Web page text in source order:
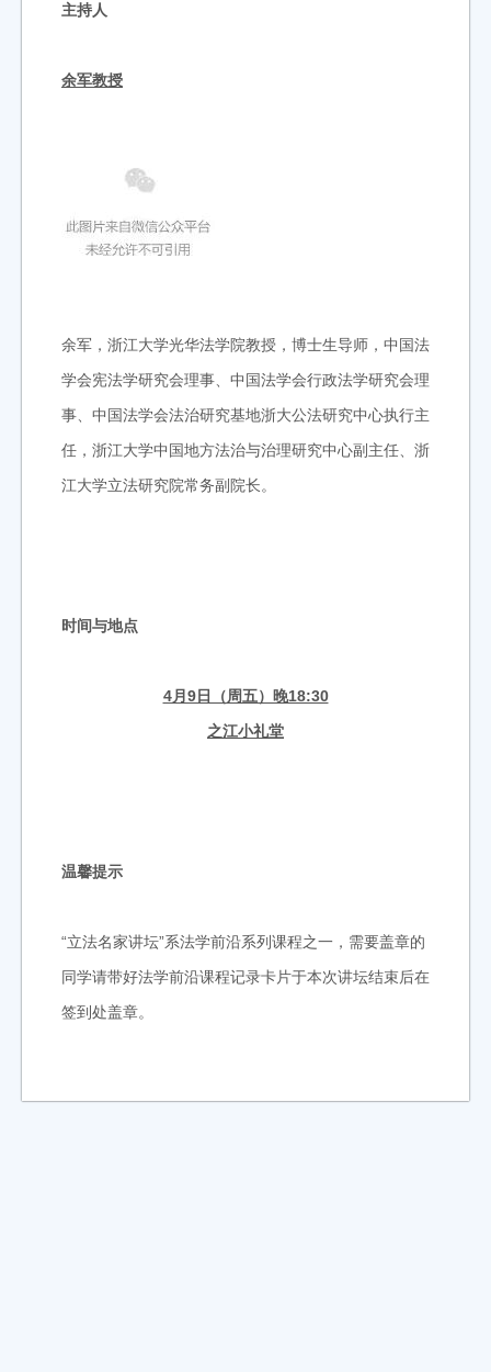
主持人
余军教授
余军，浙江大学光华法学院教授，博士生导师，中国法
学会宪法学研究会理事、中国法学会行政法学研究会理
事、中国法学会法治研究基地浙大公法研究中心执行主
任，浙江大学中国地方法治与治理研究中心副主任、浙
江大学立法研究院常务副院长。
时间与地点
4月9日（周五）晚18:30
之江小礼堂
温馨提示
“立法名家讲坛”系法学前沿系列课程之一，需要盖章的
同学请带好法学前沿课程记录卡片于本次讲坛结束后在
签到处盖章。